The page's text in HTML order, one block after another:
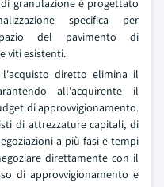
granulazione è progettato
specifica per
del pavimento di
viti esistenti.
diretto elimina il
all'acquirente il
di approvvigionamento.
di attrezzature capitali, di
a più fasi e tempi
direttamente con il
di approvvigionamento e